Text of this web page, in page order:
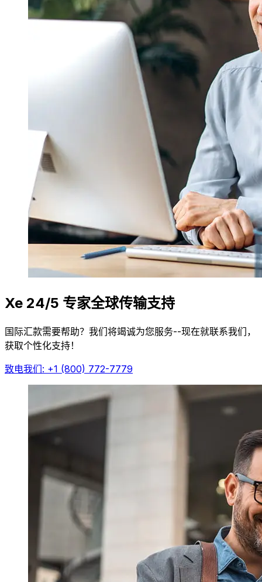
Xe 24/5 专家全球传输支持
国际汇款需要帮助？我们将竭诚为您服务--现在就联系我们，
获取个性化支持！
致电我们: +1 (800) 772-7779